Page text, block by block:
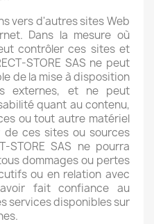
vers d'autres sites Web
Dans la mesure où
contrôler ces sites et
STORE SAS ne peut
de la mise à disposition
externes, et ne peut
quant au contenu,
ou tout autre matériel
ces sites ou sources
STORE SAS ne pourra
dommages ou pertes
ou en relation avec
fait confiance au
services disponibles sur